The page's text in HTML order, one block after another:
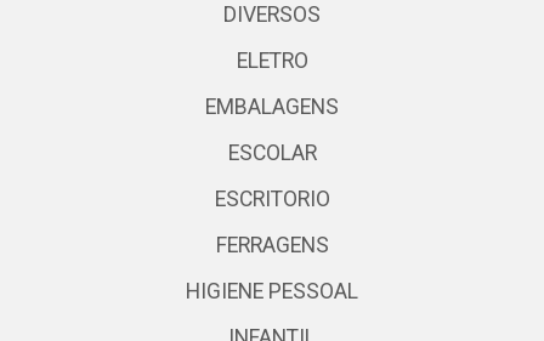
DIVERSOS
ELETRO
EMBALAGENS
ESCOLAR
ESCRITORIO
FERRAGENS
HIGIENE PESSOAL